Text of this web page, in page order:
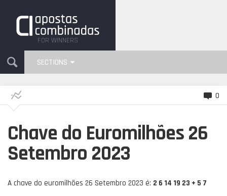
FOR WINNERS
SECTIONS
0
Chave do Euromilhões 26
Setembro 2023
A chave do euromilhões 26 Setembro 2023 é: 2 6 14 19 23 + 5 7